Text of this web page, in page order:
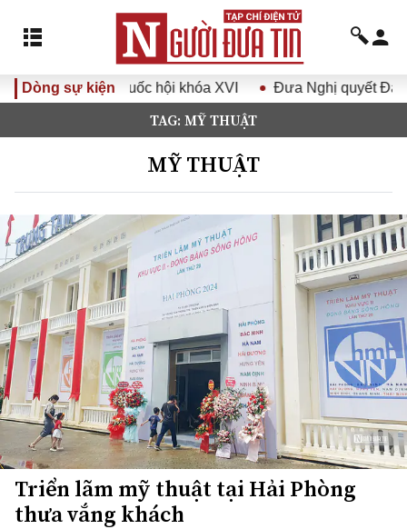
Dòng sự kiện
khóa XVI Đưa Nghị quyết Đại hội Đảng XIV vào cuộc
TAG: MỸ THUẬT
MỸ THUẬT
Triển lãm mỹ thuật tại Hải Phòng
thưa vắng khách